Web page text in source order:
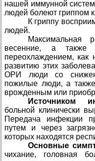
нашей иммунной
людей болеют гриппом
К гриппу
людей.
Максимальная
весенние, а также
переохлаждением, как
развитию этих
ОРИ люди со
пожилые люди, а
врожденным или
Источником
больной клинически
Передача инфекции
путем и через
которых находятся
Основные
чихание, головная